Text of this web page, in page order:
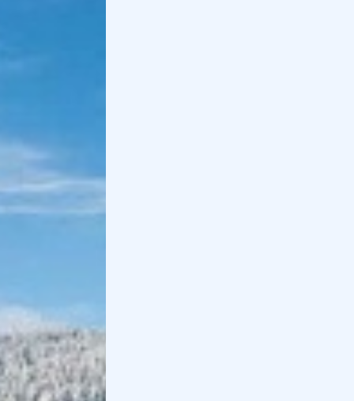
intermedio.
scomparso
sviluppo nei pressi di Canazei ed è ricco di storia e
Holidoit
Il team di autori di Holidoit